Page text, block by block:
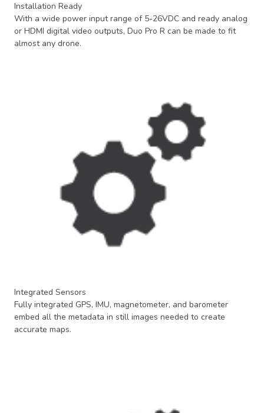
Installation Ready
With a wide power input range of 5-26VDC and ready analog
or HDMI digital video outputs, Duo Pro R can be made to fit
almost any drone.
Integrated Sensors
Fully integrated GPS, IMU, magnetometer, and barometer
embed all the metadata in still images needed to create
accurate maps.